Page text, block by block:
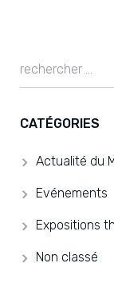
CATÉGORIES
Actualité du
Evénements
Expositions
Non classé